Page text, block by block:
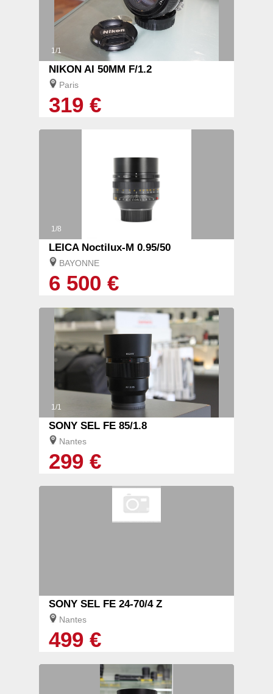
1/1
NIKON AI 50MM F/1.2
Paris
319 €
1/8
LEICA Noctilux-M 0.95/50
BAYONNE
6 500 €
1/1
SONY SEL FE 85/1.8
Nantes
299 €
SONY SEL FE 24-70/4 Z
Nantes
499 €